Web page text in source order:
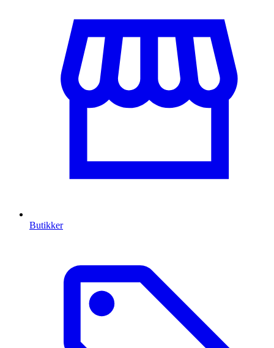
Butikker